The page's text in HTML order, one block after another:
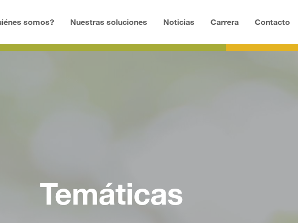
somos? Nuestras soluciones Noticias Carrera Contacto
Temáticas